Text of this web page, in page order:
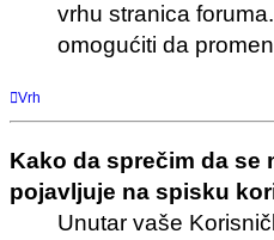
vrhu stranica
omogućiti da
Vrh
Kako da sprečim da se
pojavljuje na spisku
Unutar vaše